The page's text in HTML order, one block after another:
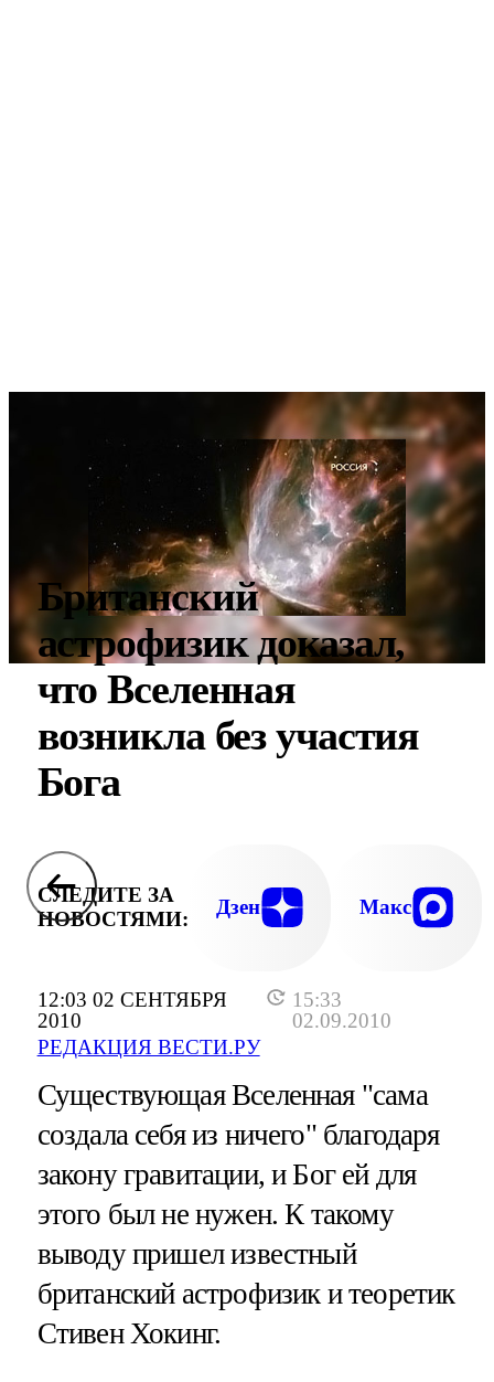
12:03 02 СЕНТЯБРЯ
2010
15:33
02.09.2010
РЕДАКЦИЯ ВЕСТИ.РУ
Британский
астрофизик доказал,
что Вселенная
возникла без участия
Бога
СЛЕДИТЕ ЗА
НОВОСТЯМИ:
Дзен Макс
Существующая Вселенная "сама
создала себя из ничего" благодаря
закону гравитации, и Бог ей для
этого был не нужен. К такому
выводу пришел известный
британский астрофизик и теоретик
Стивен Хокинг.